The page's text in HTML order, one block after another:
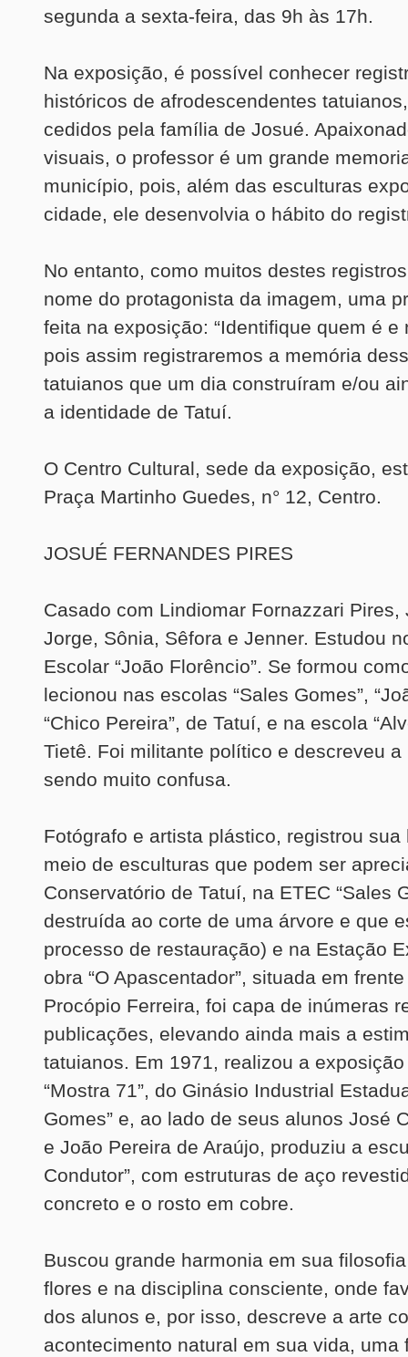
segunda a sexta-feira, das 9h às 17h.
Na exposição, é possível conhecer
históricos de afrodescendentes
cedidos pela família de Josué.
visuais, o professor é um grande
município, pois, além das esculturas
cidade, ele desenvolvia o hábito do
No entanto, como muitos destes
nome do protagonista da imagem, uma
feita na exposição: “Identifique quem é e
pois assim registraremos a memória
tatuianos que um dia construíram e/ou
a identidade de Tatuí.
O Centro Cultural, sede da exposição,
Praça Martinho Guedes, n° 12, Centro.
JOSUÉ FERNANDES PIRES
Casado com Lindiomar Fornazzari Pires,
Jorge, Sônia, Sêfora e Jenner. Estudou
Escolar “João Florêncio”. Se formou
lecionou nas escolas “Sales Gomes”,
“Chico Pereira”, de Tatuí, e na escola
Tietê. Foi militante político e descreveu
sendo muito confusa.
Fotógrafo e artista plástico, registrou sua
meio de esculturas que podem ser
Conservatório de Tatuí, na ETEC “Sales
destruída ao corte de uma árvore e que
processo de restauração) e na Estação
obra “O Apascentador”, situada em
Procópio Ferreira, foi capa de inúmeras
publicações, elevando ainda mais a
tatuianos. Em 1971, realizou a
“Mostra 71”, do Ginásio Industrial
Gomes” e, ao lado de seus alunos José
e João Pereira de Araújo, produziu a
Condutor”, com estruturas de aço
concreto e o rosto em cobre.
Buscou grande harmonia em sua
flores e na disciplina consciente, onde
dos alunos e, por isso, descreve a arte
acontecimento natural em sua vida, uma